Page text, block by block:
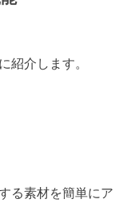
紹介します。
る素材を簡単にア